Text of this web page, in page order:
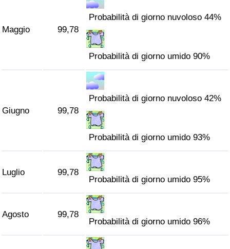
Maggio 99,78
Probabilità di giorno nuvoloso 44%
Probabilità di giorno umido 90%
Giugno 99,78
Probabilità di giorno nuvoloso 42%
Probabilità di giorno umido 93%
Luglio 99,78
Probabilità di giorno umido 95%
Agosto 99,78
Probabilità di giorno umido 96%
Indice del Traffico
Indice del traffico (Corrente)
Indice del traffico per Nazione